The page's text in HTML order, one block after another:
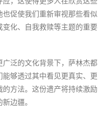
促使我们重新审视那些看似
化、自我救赎等主题的重要
泛的文化背景下，萨林杰都
够透过其中看见更真实、更
方法。这份遗产将持续激励
边疆。